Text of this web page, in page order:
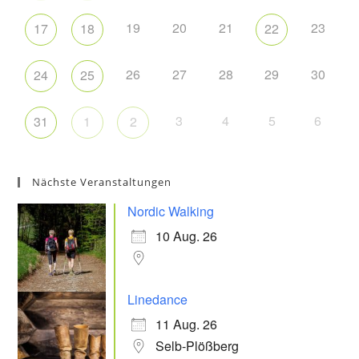
17 18 19 20 21 22 23
24 25 26 27 28 29 30
31 1 2 3 4 5 6
Nächste Veranstaltungen
Nordic Walking
10 Aug. 26
Linedance
11 Aug. 26
Selb-Plößberg